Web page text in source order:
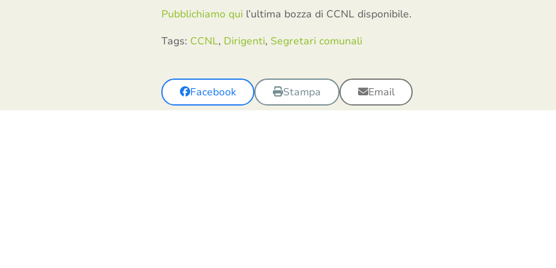
Pubblichiamo qui l’ultima bozza di CCNL disponibile.
Tags: CCNL, Dirigenti, Segretari comunali
Facebook Stampa Email